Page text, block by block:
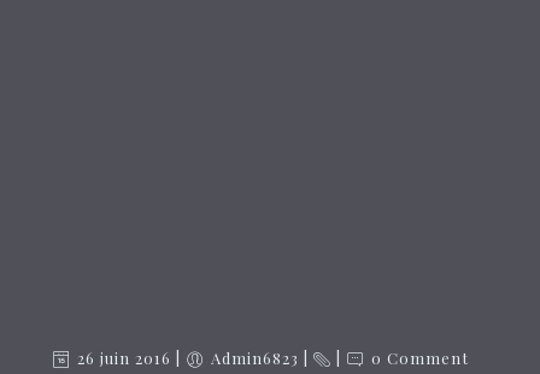
26 juin 2016 Admin6823 0 Comment